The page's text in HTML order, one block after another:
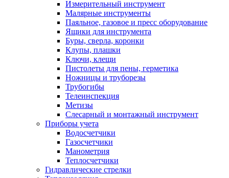
Измерительный инструмент
Малярные инструменты
Паяльное, газовое и пресс оборудование
Ящики для инструмента
Буры, сверла, коронки
Клупы, плашки
Ключи, клещи
Пистолеты для пены, герметика
Ножницы и труборезы
Трубогибы
Телеинспекция
Метизы
Слесарный и монтажный инструмент
Приборы учета
Водосчетчики
Газосчетчики
Манометрия
Теплосчетчики
Гидравлические стрелки